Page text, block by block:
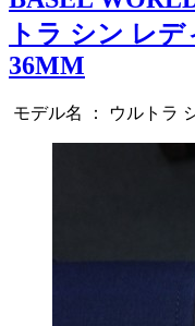
トラ シン レ
36MM
モデル名 ： ウルトラ